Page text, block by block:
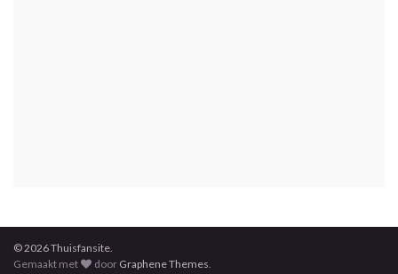
© 2026 Thuisfansite.
Gemaakt met
door Graphene Themes